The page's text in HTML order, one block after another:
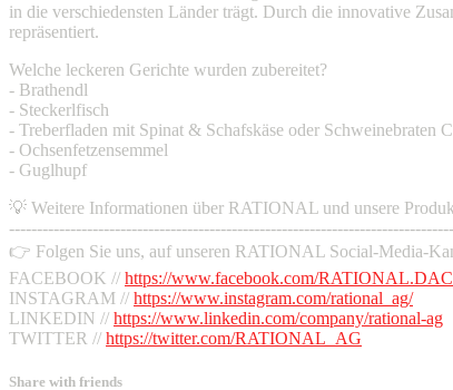
in die verschiedensten Länder trägt. Durch die innovative
repräsentiert.
Welche leckeren Gerichte wurden zubereitet?
- Brathendl
- Steckerlfisch
- Treberfladen mit Spinat & Schafskäse oder Schweinebraten
- Ochsenfetzensemmel
- Guglhupf
💡 Weitere Informationen über RATIONAL und unsere
👉 Folgen Sie uns, auf unseren RATIONAL Social-Media-
FACEBOOK // https://www.facebook.com/
INSTAGRAM // https://www.instagram.com/rational_ag/
LINKEDIN // https://www.linkedin.com/company/rational-ag
TWITTER // https://twitter.com/RATIONAL_AG
Share with friends